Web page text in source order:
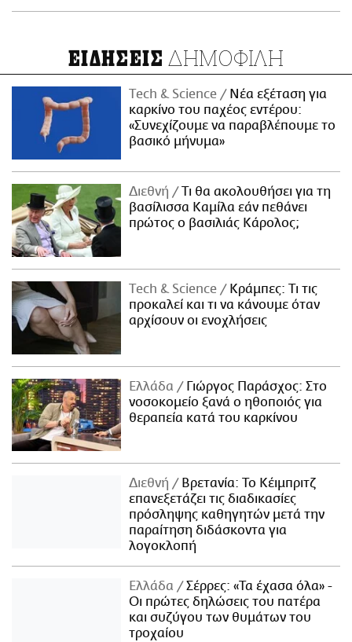
ΕΙΔΗΣΕΙΣ ΔΗΜΟΦΙΛΗ
Τech & Science
Νέα εξέταση για
καρκίνο του παχέος εντέρου:
«Συνεχίζουμε να παραβλέπουμε το
βασικό μήνυμα»
Διεθνή
Τι θα ακολουθήσει για τη
βασίλισσα Καμίλα εάν πεθάνει
πρώτος ο βασιλιάς Κάρολος;
Τech & Science
Κράμπες: Τι τις
προκαλεί και τι να κάνουμε όταν
αρχίσουν οι ενοχλήσεις
Ελλάδα
Γιώργος Παράσχος: Στο
νοσοκομείο ξανά ο ηθοποιός για
θεραπεία κατά του καρκίνου
Διεθνή
Βρετανία: Το Κέιμπριτζ
επανεξετάζει τις διαδικασίες
πρόσληψης καθηγητών μετά την
παραίτηση διδάσκοντα για
λογοκλοπή
Ελλάδα
Σέρρες: «Τα έχασα όλα» -
Οι πρώτες δηλώσεις του πατέρα
και συζύγου των θυμάτων του
τροχαίου